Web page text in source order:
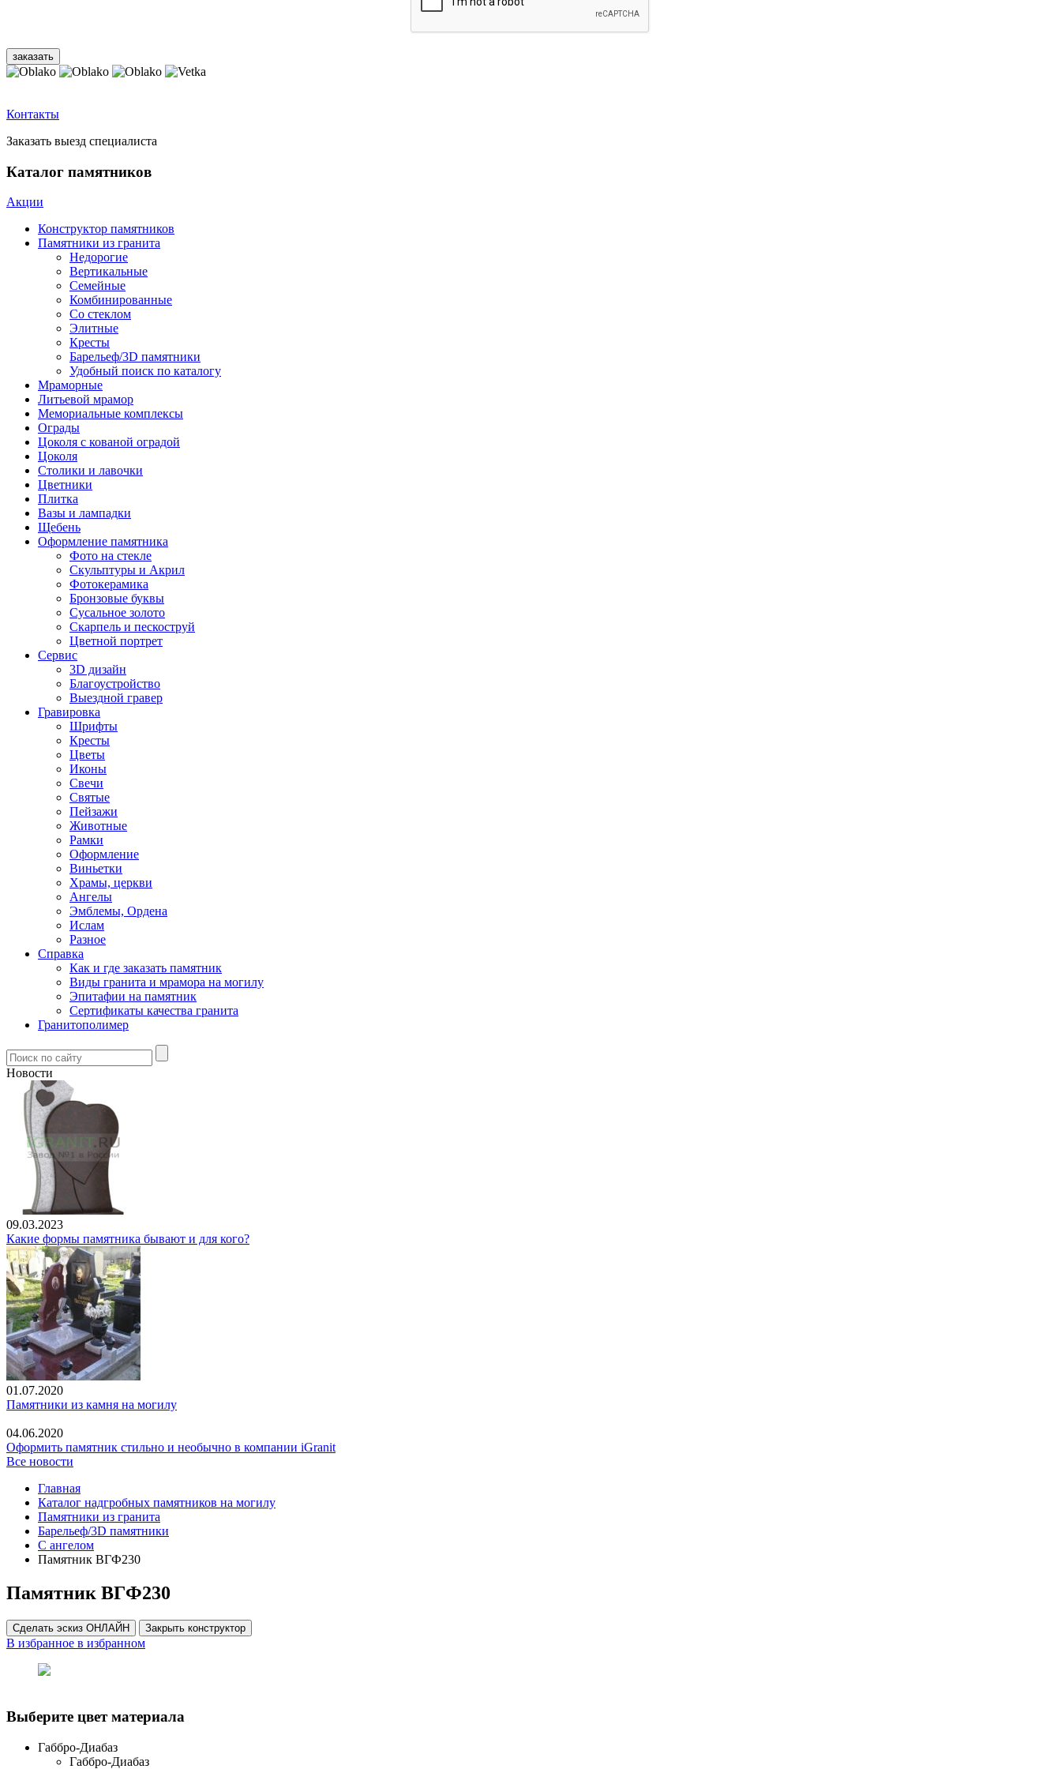
Контакты
Заказать выезд специалиста
Каталог памятников
Акции
Конструктор памятников
Памятники из гранита
Недорогие
Вертикальные
Семейные
Комбинированные
Со стеклом
Элитные
Кресты
Барельеф/3D памятники
Удобный поиск по каталогу
Мраморные
Литьевой мрамор
Мемориальные комплексы
Ограды
Цоколя с кованой оградой
Цоколя
Столики и лавочки
Цветники
Плитка
Вазы и лампадки
Щебень
Оформление памятника
Фото на стекле
Скульптуры и Акрил
Фотокерамика
Бронзовые буквы
Сусальное золото
Скарпель и пескоструй
Цветной портрет
Сервис
3D дизайн
Благоустройство
Выездной гравер
Гравировка
Шрифты
Кресты
Цветы
Иконы
Свечи
Святые
Пейзажи
Животные
Рамки
Оформление
Виньетки
Храмы, церкви
Ангелы
Эмблемы, Ордена
Ислам
Разное
Справка
Как и где заказать памятник
Виды гранита и мрамора на могилу
Эпитафии на памятник
Сертификаты качества гранита
Гранитополимер
Новости
09.03.2023
Какие формы памятника бывают и для кого?
01.07.2020
Памятники из камня на могилу
04.06.2020
Оформить памятник стильно и необычно в компании iGranit
Все новости
Главная
Каталог надгробных памятников на могилу
Памятники из гранита
Барельеф/3D памятники
С ангелом
Памятник ВГФ230
Памятник ВГФ230
Сделать эскиз ОНЛАЙН Закрыть конструктор
В избранное в избранном
Выберите цвет материала
Габбро-Диабаз
Габбро-Диабаз